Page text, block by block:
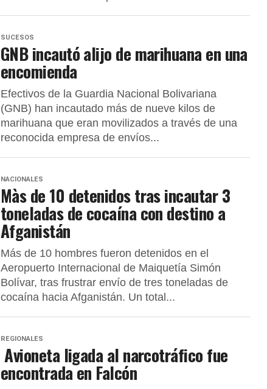
SUCESOS
GNB incautó alijo de marihuana en una
encomienda
Efectivos de la Guardia Nacional Bolivariana
(GNB) han incautado más de nueve kilos de
marihuana que eran movilizados a través de una
reconocida empresa de envíos...
NACIONALES
Màs de 10 detenidos tras incautar 3
toneladas de cocaína con destino a
Afganistán
Más de 10 hombres fueron detenidos en el
Aeropuerto Internacional de Maiquetía Simón
Bolívar, tras frustrar envío de tres toneladas de
cocaína hacia Afganistán. Un total...
REGIONALES
Avioneta ligada al narcotráfico fue
encontrada en Falcón